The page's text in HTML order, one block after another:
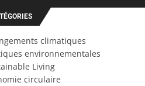
climatiques
environnementales
Living
circulaire